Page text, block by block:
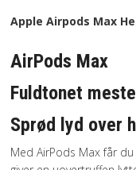
Apple Airpods Max
AirPods Max
Fuldtonet
Sprød lyd over
Med AirPods Max får